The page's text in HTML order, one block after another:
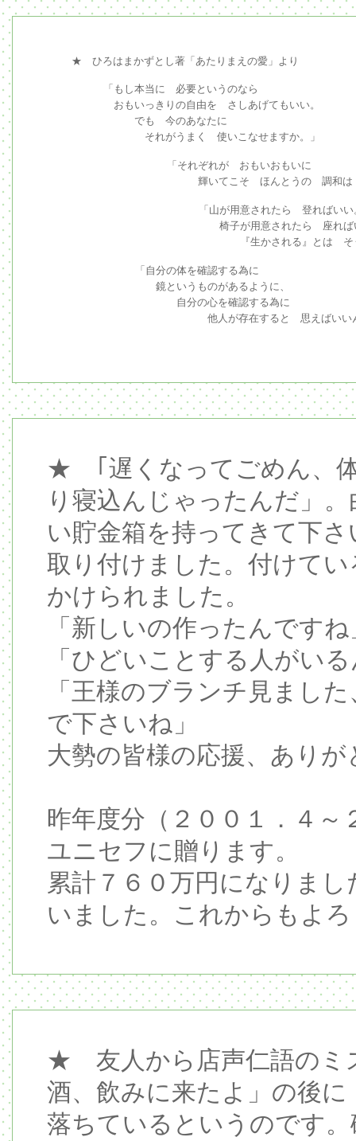
★ ひろはまかずとし著「あたりまえの愛」より
「もし本当に 必要というのなら
おもいっきりの自由を さしあげてもいい。
でも 今のあなたに
それがうまく 使いこなせますか。」
「それぞれが おもいおもいに
輝いてこそ ほんとうの 調和は
「山が用意されたら 登ればいい
椅子が用意されたら 座れば
『生かされる』とは そう
「自分の体を確認する為に
鏡というものがあるように、
自分の心を確認する為に
他人が存在すると 思えばいいんで
★ ｢遅くなってごめん、
り寝込んじゃったんだ」
い貯金箱を持ってきて下
取り付けました。付けて
かけられました。
「新しいの作ったんですね
「ひどいことする人がい
「王様のブランチ見まし
で下さいね」
大勢の皆様の応援、あり
昨年度分（２００１．４～
ユニセフに贈ります。
累計７６０万円になりま
いました。これからもよ
★ 友人から店声仁語のミ
酒、飲みに来たよ」の後
落ちているというのです